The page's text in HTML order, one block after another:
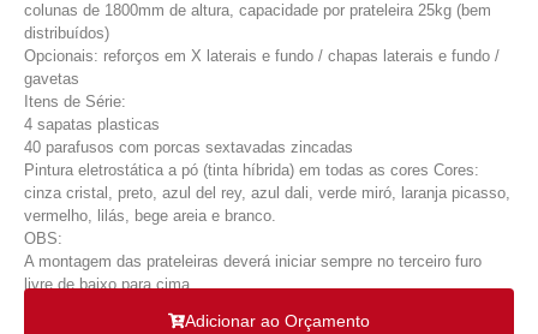
colunas de 1800mm de altura, capacidade por prateleira 25kg (bem
distribuídos)
Opcionais: reforços em X laterais e fundo / chapas laterais e fundo /
gavetas
Itens de Série:
4 sapatas plasticas
40 parafusos com porcas sextavadas zincadas
Pintura eletrostática a pó (tinta híbrida) em todas as cores Cores:
cinza cristal, preto, azul del rey, azul dali, verde miró, laranja picasso,
vermelho, lilás, bege areia e branco.
OBS:
A montagem das prateleiras deverá iniciar sempre no terceiro furo
livre de baixo para cima.
Adicionar ao Orçamento